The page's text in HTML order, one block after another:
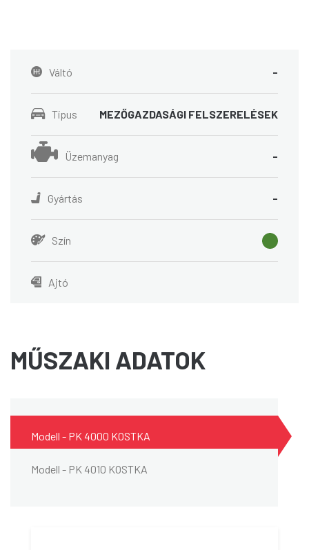
Váltó -
Típus MEZŐGAZDASÁGI FELSZERELÉSEK
Üzemanyag -
Gyártás -
Szín
Ajtó
MŰSZAKI ADATOK
Modell - PK 4000 KOSTKA
Modell - PK 4010 KOSTKA